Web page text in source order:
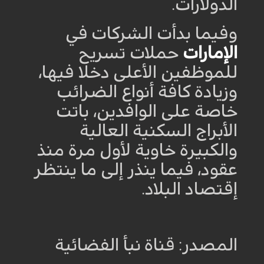
الدولارات.
وفيما بدأت الشركات في
الإمارات حملات تسريح
للموظفين الأعلى دخلا فيها،
وزيادة كافة أنواع الضرائب
خاصة على الوافدين، باتت
الأبراج السكنية العالية
والكبيرة خاوية لأول مرة منذ
عقود، فيما ينذر إلى ما ينتظر
إقتصاد البلاد.
المصدر: قناة نبأ الفضائية